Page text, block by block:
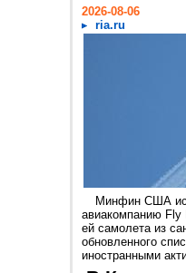
2026-08-06
ria.ru
Минфин США
авиакомпанию
ей самолета из
обновленного
иностранными